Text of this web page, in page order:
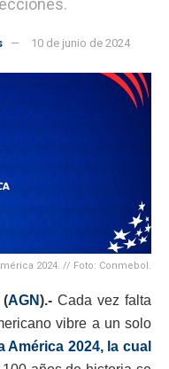
10 de junio de 2024
2024. // Foto: Conmebol.
AGN).-Cada vez falta
vibre a un solo
América 2024, la cual